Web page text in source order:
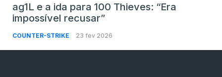
ag1L e a ida para 100 Thieves: “Era
impossível recusar”
COUNTER-STRIKE 23 fev 2026